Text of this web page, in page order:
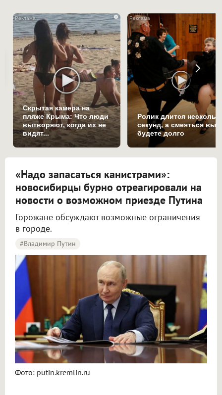
i
Скрытая камера на
пляже Крыма: Что люди
вытворяют, когда их не
видят...
Ролик длится
секунд, а смеяться вы
будете долго
«Надо запасаться канистрами»:
новосибирцы бурно отреагировали на
новости о возможном приезде Путина
Горожане обсуждают возможные ограничения
в городе.
#Владимир Путин
Фото: putin.kremlin.ru